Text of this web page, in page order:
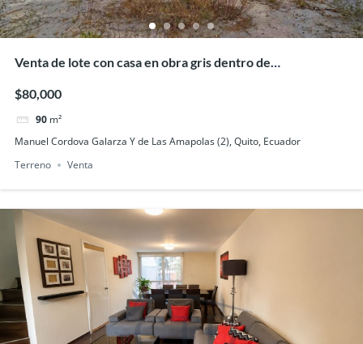
Venta de lote con casa en obra gris dentro de
$80,000
90 m²
Manuel Cordova Galarza Y de Las Amapolas (2), Quito, Ecuador
Terreno
Venta